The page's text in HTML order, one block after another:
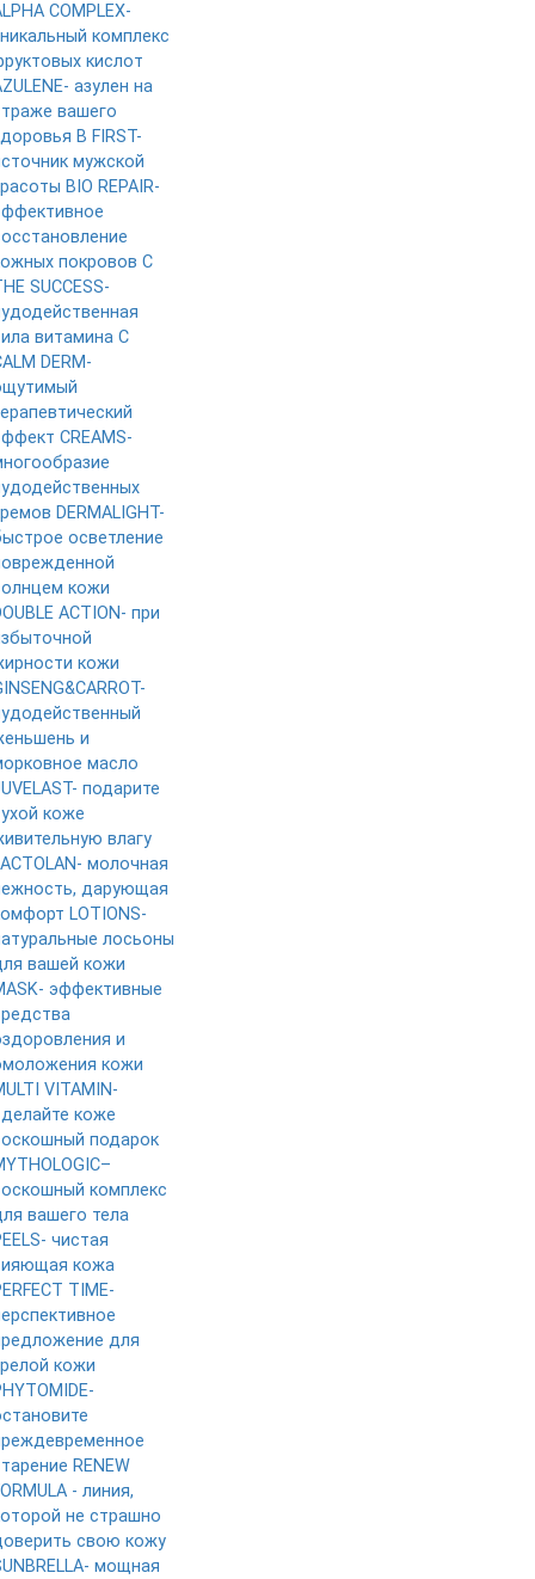
COMPLEX-
комплекс
кислот
азулен на
вашего
B FIRST-
мужской
BIO REPAIR-
покровов C
SUCCESS-
витамина C
DERM-
CREAMS-
DERMALIGHT-
осветление
кожи
ACTION- при
кожи
и
масло
подарите
коже
влагу
молочная
дарующая
LOTIONS-
лосьоны
вашей кожи
эффективные
и
кожи
VITAMIN-
коже
подарок
комплекс
вашего тела
чистая
кожа
TIME-
для
кожи
RENEW
- линия,
не страшно
свою кожу
мощная